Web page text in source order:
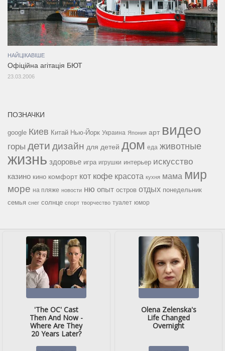
НАЙЦІКАВІШЕ
Офіційна агітація БЮТ
23.03.2006
ПОЗНАЧКИ
google Киев Китай Нью-Йорк Украина Япония арт видео
горы дети дизайн для детей дом еда животные
жизнь здоровье игра игрушки интерьер искусство
казино кино комфорт кот кофе красота кухня мама мир
море на пляже новости ню опыт остров отдых понедельник
семья снег солнце спорт творчество туалет юмор